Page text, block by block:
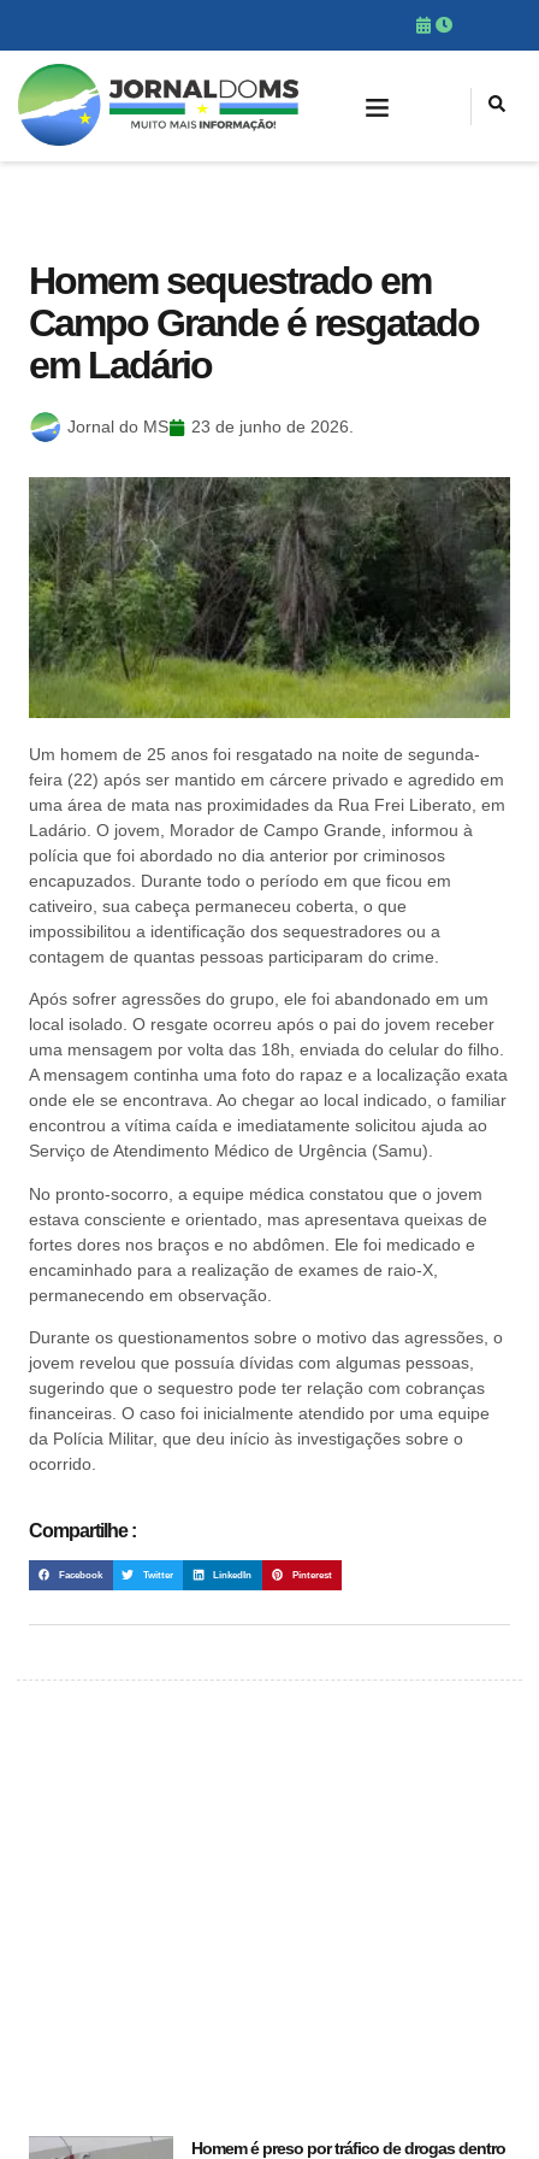
Homem sequestrado em
Campo Grande é resgatado
em Ladário
Jornal do MS 23 de junho de 2026.
Um homem de 25 anos foi resgatado na noite de segunda-
feira (22) após ser mantido em cárcere privado e agredido em
uma área de mata nas proximidades da Rua Frei Liberato, em
Ladário. O jovem, Morador de Campo Grande, informou à
polícia que foi abordado no dia anterior por criminosos
encapuzados. Durante todo o período em que ficou em
cativeiro, sua cabeça permaneceu coberta, o que
impossibilitou a identificação dos sequestradores ou a
contagem de quantas pessoas participaram do crime.
Após sofrer agressões do grupo, ele foi abandonado em um
local isolado. O resgate ocorreu após o pai do jovem receber
uma mensagem por volta das 18h, enviada do celular do filho.
A mensagem continha uma foto do rapaz e a localização exata
onde ele se encontrava. Ao chegar ao local indicado, o familiar
encontrou a vítima caída e imediatamente solicitou ajuda ao
Serviço de Atendimento Médico de Urgência (Samu).
No pronto-socorro, a equipe médica constatou que o jovem
estava consciente e orientado, mas apresentava queixas de
fortes dores nos braços e no abdômen. Ele foi medicado e
encaminhado para a realização de exames de raio-X,
permanecendo em observação.
Durante os questionamentos sobre o motivo das agressões, o
jovem revelou que possuía dívidas com algumas pessoas,
sugerindo que o sequestro pode ter relação com cobranças
financeiras. O caso foi inicialmente atendido por uma equipe
da Polícia Militar, que deu início às investigações sobre o
ocorrido.
Compartilhe :
Facebook Twitter LinkedIn Pinterest
Homem é preso por tráfico de drogas dentro